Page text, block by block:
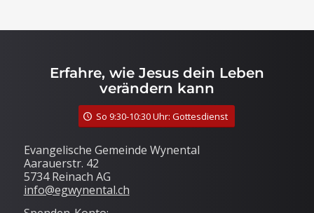
Erfahre, wie Jesus dein Leben
verändern kann
So 9:30-10:30 Uhr: Gottesdienst
Evangelische Gemeinde Wynental
Aarauerstr. 42
5734 Reinach AG
info@egwynental.ch